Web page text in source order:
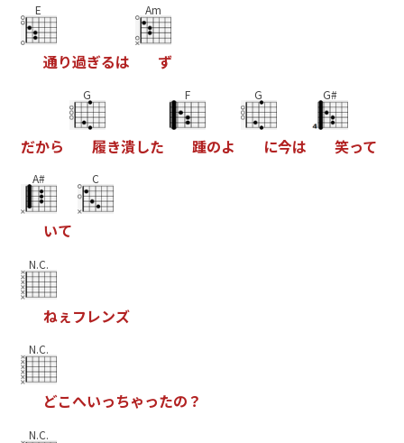
E
通り過ぎるは
Am
ず
だから
G
履き潰した
F
踵のよ
G
に今は
G#
笑って
A#
いて
C
N.C.
ねぇフ レンズ
N.C.
どこへいっちゃったの ？
N.C.